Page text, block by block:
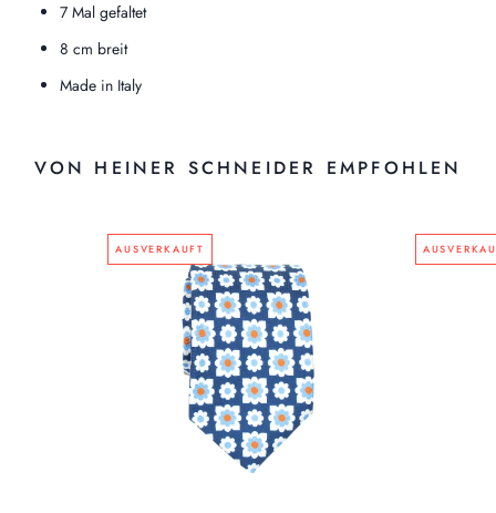
7 Mal gefaltet
8 cm breit
Made in Italy
VON HEINER SCHNEIDER EMPFOHLEN
AUSVERKAUFT